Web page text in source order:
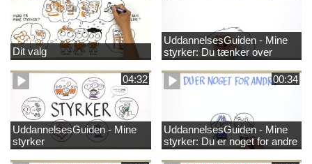
Dit valg
UddannelsesGuiden - Mine
styrker: Du tænker over
tingene
04:32
UddannelsesGuiden - Mine
styrker
00:34
UddannelsesGuiden - Mine
styrker: Du er noget for andre